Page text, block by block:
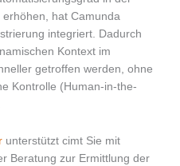
hat Camunda
integriert. Dadurch
Kontext im
getroffen werden, ohne
Kontrolle (Human-in-the-
unterstützt cimt Sie mit
Beratung zur Ermittlung der